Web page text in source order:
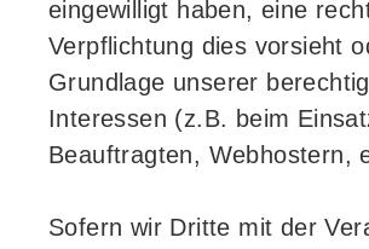
eingewilligt haben, eine
Verpflichtung dies vorsieht
Grundlage unserer
Interessen (z.B. beim
Beauftragten, Webhostern,
Sofern wir Dritte mit der